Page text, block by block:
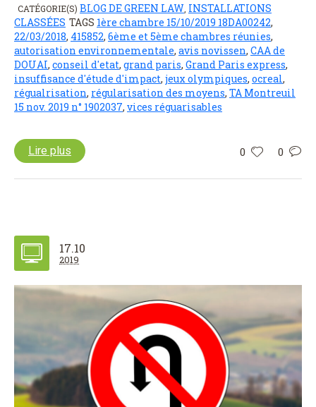
CATÉGORIE(S) BLOG DE GREEN LAW INSTALLATIONS
CLASSÉES TAGS 1ère chambre 15/10/2019 18DA00242,
22/03/2018, 415852, 6ème et 5ème chambres réunies,
autorisation environnementale, avis novissen, CAA de
DOUAI, conseil d'etat, grand paris, Grand Paris express,
insuffisance d'étude d'impact, jeux olympiques, ocreal,
régualrisation, régularisation des moyens, TA Montreuil
15 nov. 2019 n° 1902037, vices réguarisables
0 0
Lire plus
17.10
2019